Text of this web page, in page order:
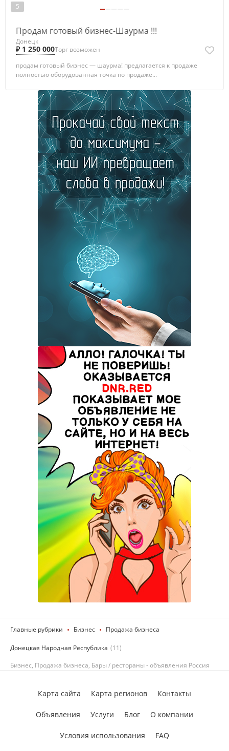
5
Продам готовый бизнес-Шаурма !!!
Донецк
₽ 1 250 000Торг возможен
продам готовый бизнес — шаурма! предлагается к продаже
полностью оборудованная точка по продаже...
Главные рубрики Бизнес Продажа бизнеса
Донецкая Народная Республика (11)
Бизнес, Продажа бизнеса, Бары / рестораны - объявления Россия
Карта сайта Карта регионов Контакты
Объявления Услуги Блог О компании
Условия использования FAQ